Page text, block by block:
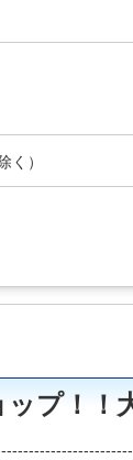
く）
プ！！